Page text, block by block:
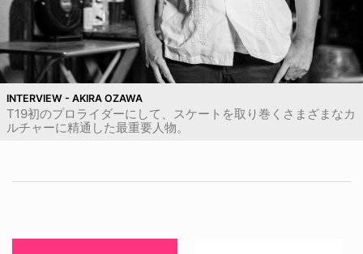
INTERVIEW - AKIRA OZAWA
T19初のプロライダーにして、スケートを取り巻くさまざまなカ
ルチャーに精通した最重要人物。